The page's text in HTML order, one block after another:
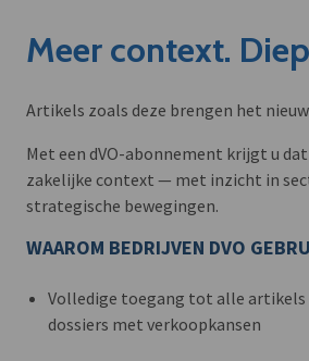
Meer context.
Artikels zoals deze brengen het
Met een dVO-abonnement krijgt u
zakelijke context — met inzicht in
strategische bewegingen.
WAAROM BEDRIJVEN DVO
Volledige toegang tot alle
dossiers met verkoopkansen